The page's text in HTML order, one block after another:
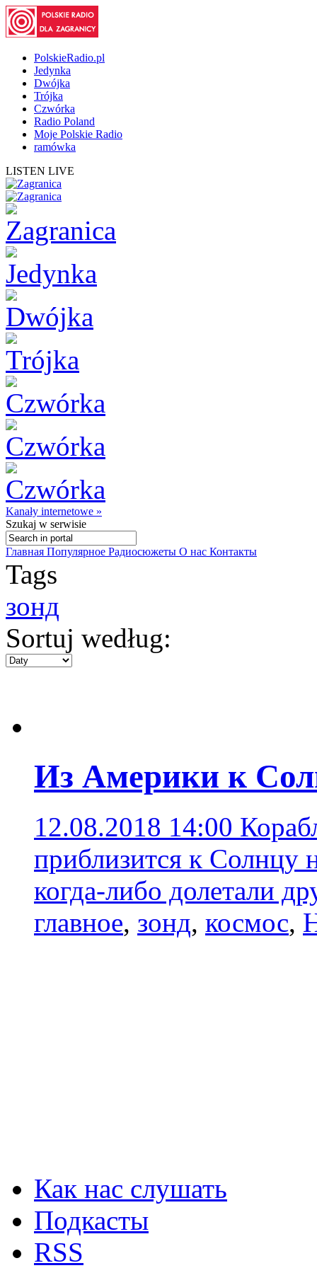
PolskieRadio.pl
Jedynka
Dwójka
Trójka
Czwórka
Radio Poland
Moje Polskie Radio
ramówka
LISTEN LIVE
Kanały internetowe »
Szukaj w serwisie
Главная Популярное Радиосюжеты О нас Контакты
Tags
зонд
Sortuj według:
Из Америки к
12.08.2018 14:00
приблизится к
когда-либо долетали
главное, зонд, космос,
Как нас слушать
Подкасты
RSS